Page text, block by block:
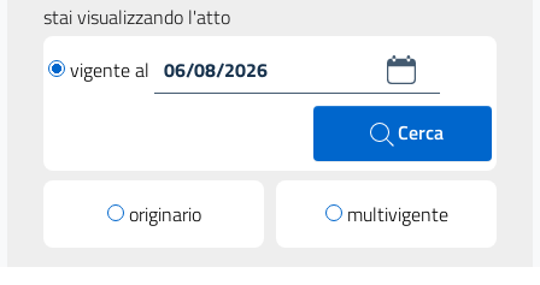
stai visualizzando l'atto
vigente al
Cerca
originario multivigente